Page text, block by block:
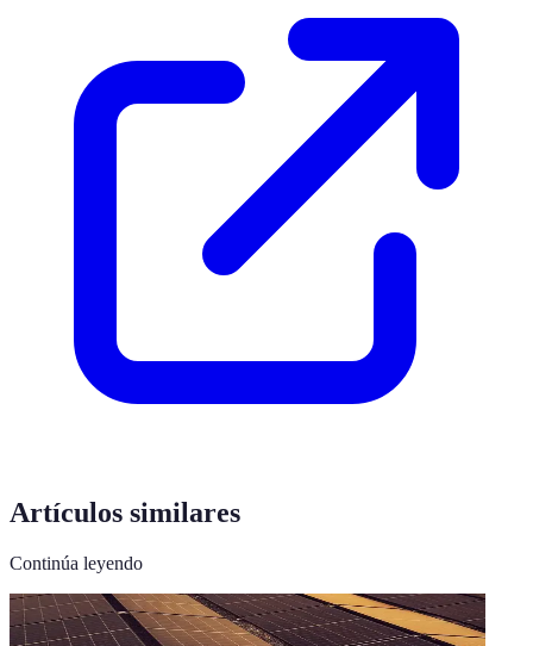
Artículos similares
Continúa leyendo